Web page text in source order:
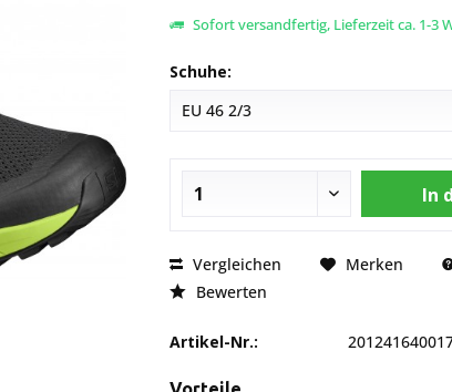
Sofort versandfertig, Lieferzeit ca. 1-3
Schuhe:
In
Vergleichen Merken
Bewerten
Artikel-Nr.: